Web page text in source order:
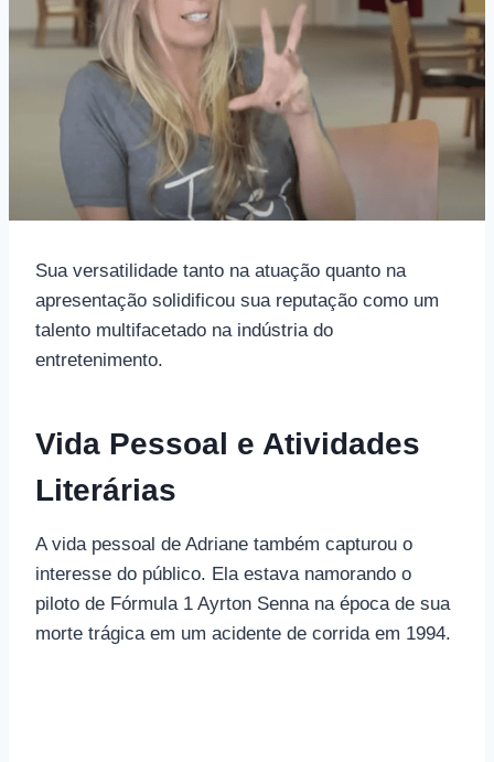
Sua versatilidade tanto na atuação quanto na
apresentação solidificou sua reputação como um
talento multifacetado na indústria do
entretenimento.
Vida Pessoal e Atividades
Literárias
A vida pessoal de Adriane também capturou o
interesse do público. Ela estava namorando o
piloto de Fórmula 1 Ayrton Senna na época de sua
morte trágica em um acidente de corrida em 1994.